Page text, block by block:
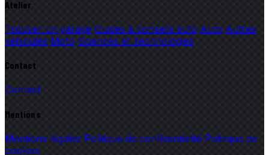
Atelier
Trouver un garage Guides & conseils auto Auto Autres
véhicules Moto Sciences et Technologies
Contact
Contact
Mentions
Mentions légales Politique de confidentialité Politique de
cookies